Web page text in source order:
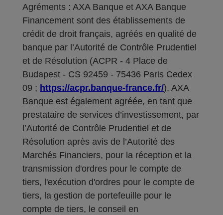
Agréments : AXA Banque et AXA Banque
Financement sont des établissements de
crédit de droit français, agréés en qualité de
banque par l’Autorité de Contrôle Prudentiel
et de Résolution (ACPR - 4 Place de
Budapest - CS 92459 - 75436 Paris Cedex
09 ; https://acpr.banque-france.fr/). AXA
Banque est également agréée, en tant que
prestataire de services d’investissement, par
l’Autorité de Contrôle Prudentiel et de
Résolution après avis de l’Autorité des
Marchés Financiers, pour la réception et la
transmission d'ordres pour le compte de
tiers, l'exécution d'ordres pour le compte de
tiers, la gestion de portefeuille pour le
compte de tiers, le conseil en